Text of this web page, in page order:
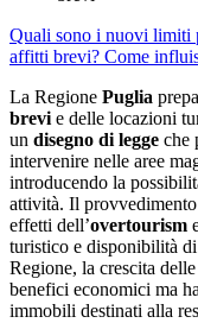
Quali sono i nuovi limiti
affitti brevi? Come
La Regione Puglia
brevi e delle locazioni
un disegno di legge che
intervenire nelle aree
introducendo la
attività. Il
effetti dell’overtourism
turistico e disponibilità
Regione, la crescita
benefici economici ma
immobili destinati alla